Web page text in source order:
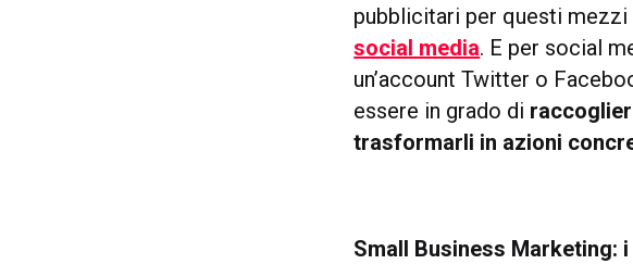
pubblicitari per questi
social media. E per social
un’account Twitter o
essere in grado di
trasformarli in azioni
Small Business Marketing: